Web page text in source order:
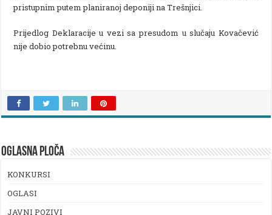
pristupnim putem planiranoj deponiji na Trešnjici.
Prijedlog Deklaracije u vezi sa presudom u slučaju Kovačević
nije dobio potrebnu većinu.
OGLASNA PLOČA
KONKURSI
OGLASI
JAVNI POZIVI